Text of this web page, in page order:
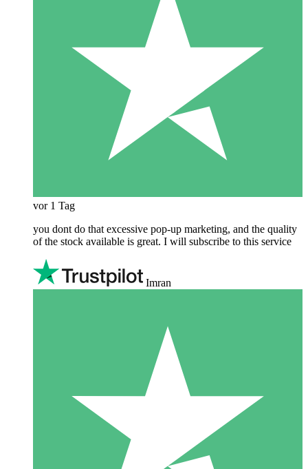
vor 1 Tag
you dont do that excessive pop-up marketing, and the quality
of the stock available is great. I will subscribe to this service
Imran